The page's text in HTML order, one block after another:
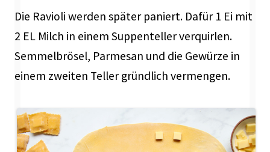
Die Ravioli werden später paniert. Dafür 1 Ei mit
2 EL Milch in einem Suppenteller verquirlen.
Semmelbrösel, Parmesan und die Gewürze in
einem zweiten Teller gründlich vermengen.